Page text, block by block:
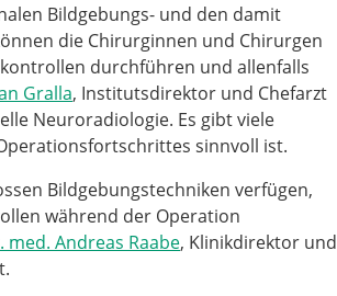
Bildgebungs- und den damit
die Chirurginnen und Chirurgen
durchführen und allenfalls
Gralla, Institutsdirektor und Chefarzt
Neuroradiologie. Es gibt viele
sinnvoll ist.
Bildgebungstechniken verfügen,
während der Operation
med. Andreas Raabe, Klinikdirektor und